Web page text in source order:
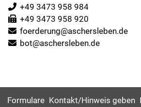
+49 3473 958 984
+49 3473 958 920
foerderung@aschersleben.de
bot@aschersleben.de
Formulare Kontakt/Hinweis geben